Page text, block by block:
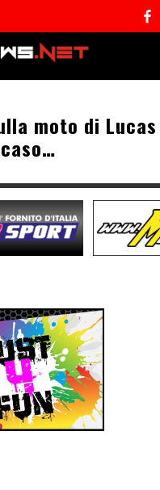
moto di Lucas